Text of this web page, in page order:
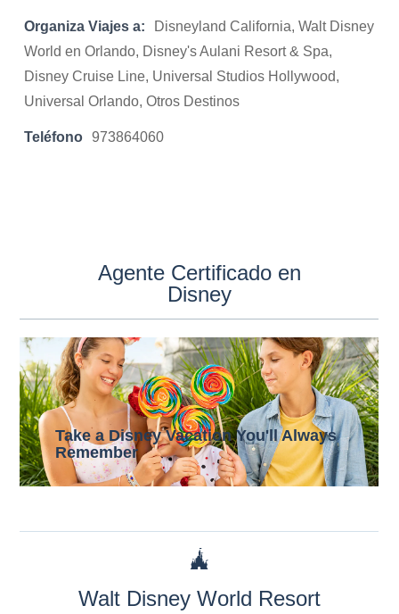
Organiza Viajes a:
Disneyland California, Walt Disney
World en Orlando, Disney's Aulani Resort & Spa,
Disney Cruise Line, Universal Studios Hollywood,
Universal Orlando, Otros Destinos
Teléfono 973864060